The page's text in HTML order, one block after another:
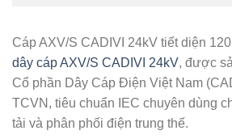
Cáp AXV/S CADIVI 24kV tiết diện
dây cáp AXV/S CADIVI 24kV, được
Cổ phần Dây Cáp Điện Việt Nam
TCVN, tiêu chuẩn IEC chuyên dùng
tải và phân phối điện trung thế.